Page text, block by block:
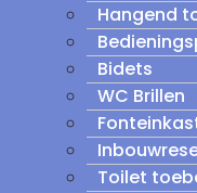
Hangend
Bidets
WC Brillen
Toilet